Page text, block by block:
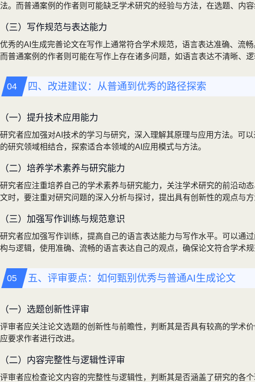
法。而普通案例的作者则可能缺乏学术研究的经验与方法，在选题、内
（三）写作规范与表达能力
优秀的AI生成完善论文在写作上通常符合学术规范，语言表达准确、流
而普通案例的作者则可能在写作上存在诸多问题，如语言表达不清晰、
四、改进建议：从普通到优秀的路径探索
（一）提升技术应用能力
研究者应加强对AI技术的学习与研究，深入理解其原理与应用方法。可
的研究领域相结合，探索适合本领域的AI应用模式与方法。
（二）培养学术素养与研究能力
研究者应注重培养自己的学术素养与研究能力，关注学术研究的前沿动
文时，要注重对研究问题的深入分析与探讨，提出具有创新性的观点与方
（三）加强写作训练与规范意识
研究者应加强写作训练，提高自己的语言表达能力与写作水平。可以通
构与逻辑，使用准确、流畅的语言表达自己的观点，确保论文符合学术规
五、评审要点：如何甄别优秀与普通AI生成论文
（一）选题创新性评审
评审者应关注论文选题的创新性与前瞻性，判断其是否具有较高的学术
应要求作者进行改进。
（二）内容完整性与逻辑性评审
评审者应检查论文内容的完整性与逻辑性，判断其是否涵盖了研究的各